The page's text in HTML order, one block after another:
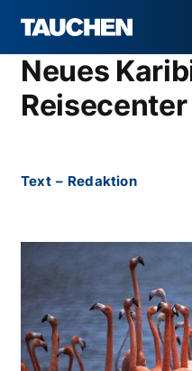
Neues
Text – Redaktion